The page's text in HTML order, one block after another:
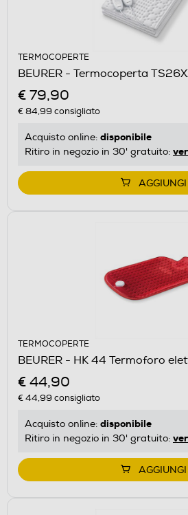
TERMOCOPERTE
BEURER - Termocoperta
€ 79,90
€ 84,99 consigliato
Acquisto online: disponibile
Ritiro in negozio in 30' gratuito:
AGGIUNGI
TERMOCOPERTE
BEURER - HK 44 Termoforo
€ 44,90
€ 44,99 consigliato
Acquisto online: disponibile
Ritiro in negozio in 30' gratuito:
AGGIUNGI